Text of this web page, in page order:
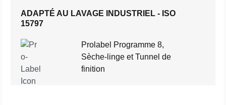
ADAPTÉ AU LAVAGE INDUSTRIEL - ISO
15797
Prolabel Programme 8,
Sèche-linge et Tunnel de
finition